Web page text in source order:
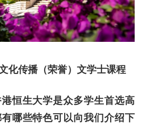
化传播（荣誉）文学士课程
生大学是众多学生首选高
哪些特色可以向我们介绍下